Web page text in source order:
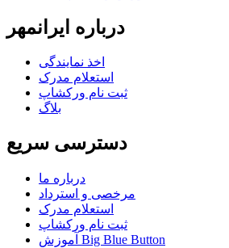
درباره ایرانمهر
اخذ نمايندگی
استعلام مدرک
ثبت نام ورکشاپ
بلاگ
دسترسی سریع
درباره ما
مرخصی و استرداد
استعلام مدرک
ثبت نام ورکشاپ
آموزش Big Blue Button